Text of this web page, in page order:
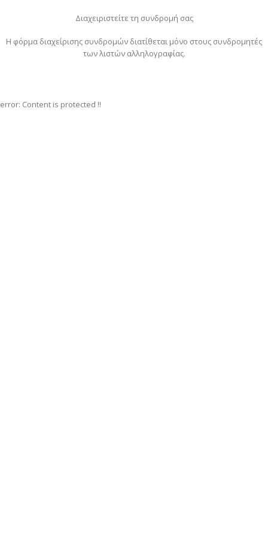
Διαχειριστείτε τη συνδρομή σας
Η φόρμα διαχείρισης συνδρομών διατίθεται μόνο στους συνδρομητές
των λιστών αλληλογραφίας.
error: Content is protected !!